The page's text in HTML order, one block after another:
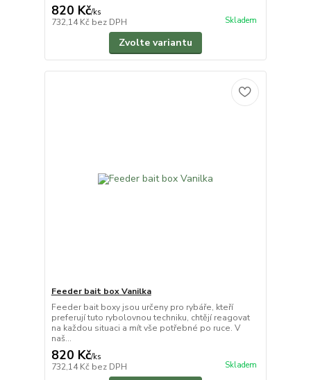
820 Kč/ks
732,14 Kč bez DPH Skladem
Zvolte variantu
Feeder bait box Vanilka
Feeder bait boxy jsou určeny pro rybáře, kteří
preferují tuto rybolovnou techniku, chtějí reagovat
na každou situaci a mít vše potřebné po ruce. V
naš...
820 Kč/ks
732,14 Kč bez DPH Skladem